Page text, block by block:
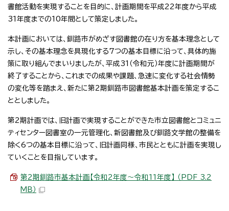
書館活動を実現することを目的に、計画期間を平成22年度から平成
31年度までの10年間として策定しました。
本計画においては、釧路市がめざす図書館の在り方を基本理念として
示し、その基本理念を具現化する7つの基本目標に沿って、具体的施
策に取り組んでまいりましたが、平成31（令和元）年度に計画期間が
終了することから、これまでの成果や課題、急速に変化する社会情勢
の変化等を踏まえ、新たに第2期釧路市図書館基本計画を策定するこ
ととしました。
第2期計画では、旧計画で実現することができた市立図書館とコミュニ
ティセンター図書室の一元管理化、新図書館及び釧路文学館の整備を
除く6つの基本目標に沿って、旧計画同様、市民とともに計画を実現し
ていくことを目指しています。
第2期釧路市基本計画【令和2年度～令和11年度】 （PDF 3.2
MB）